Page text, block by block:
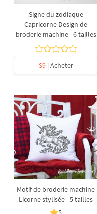
Signe du zodiaque
Capricorne Design de
broderie machine - 6 tailles
$9| Acheter
Motif de broderie machine
Licorne stylisée - 5 tailles